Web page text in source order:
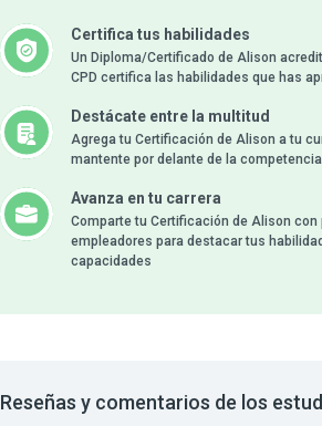
Certifica tus habilidades
Un Diploma/Certificado de Alison
CPD certifica las habilidades que has
Destácate entre la multitud
Agrega tu Certificación de Alison a tu
mantente por delante de la competencia
Avanza en tu carrera
Comparte tu Certificación de Alison con
empleadores para destacar tus
capacidades
Reseñas y comentarios de los